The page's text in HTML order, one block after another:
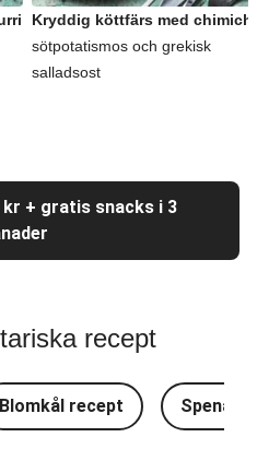
Kryddig köttfärs med
sötpotatismos och grekisk
salladsost
kr + gratis snacks i 3
recept
Blomkål recept Spenat